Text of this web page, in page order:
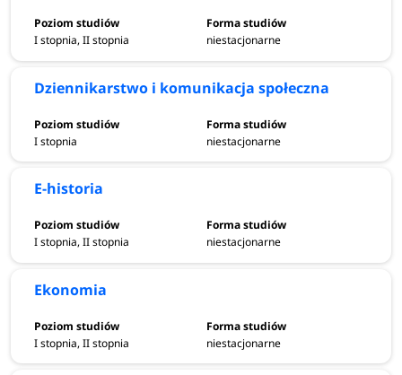
I stopnia, II stopnia niestacjonarne
Dziennikarstwo i komunikacja społeczna
I stopnia niestacjonarne
E-historia
I stopnia, II stopnia niestacjonarne
Ekonomia
I stopnia, II stopnia niestacjonarne